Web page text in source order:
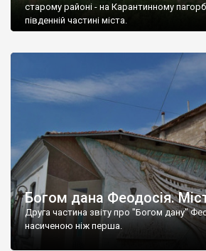
старому районі - на Карантинному
південній частині міста.
Богом дана Феодосія.
Друга частина звіту про "Богом дану"
насиченою ніж перша.